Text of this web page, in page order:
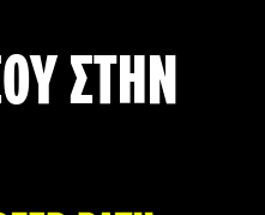
ΣΤΗΝ